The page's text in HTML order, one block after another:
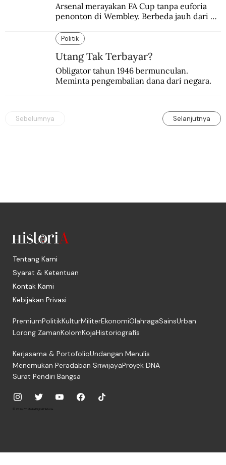
Arsenal merayakan FA Cup tanpa euforia
penonton di Wembley. Berbeda jauh dari
silam.
Politik
Utang Tak Terbayar?
Obligator tahun 1946 bermunculan.
Meminta pengembalian dana dari negara.
Sebelumnya Selanjutnya
Tentang Kami
Syarat & Ketentuan
Kontak Kami
Kebijakan Privasi
PremiumPolitikKulturMiliterEkonomiOlahragaSainsUrban
Lorong ZamanKolomKojaHistoriografis
Kerjasama & PortofolioUndangan Menulis
Menemukan Peradaban SriwijayaProyek DNA
Surat Pendiri Bangsa
© 2026, PT. Media Digital Historia.